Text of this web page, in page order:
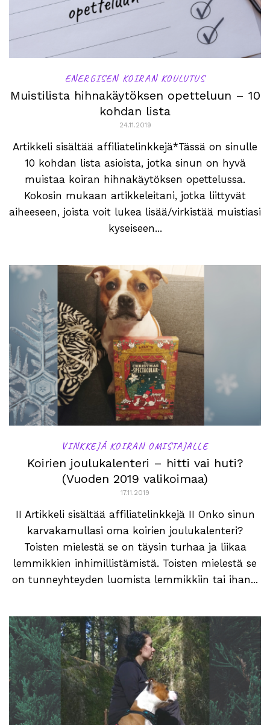
ENERGISEN KOIRAN KOULUTUS
Muistilista hihnakäytöksen opetteluun – 10
kohdan lista
24.11.2019
Artikkeli sisältää affiliatelinkkejä*Tässä on sinulle
10 kohdan lista asioista, jotka sinun on hyvä
muistaa koiran hihnakäytöksen opettelussa.
Kokosin mukaan artikkeleitani, jotka liittyvät
aiheeseen, joista voit lukea lisää/virkistää muistiasi
kyseiseen...
VINKKEJÄ KOIRAN OMISTAJALLE
Koirien joulukalenteri – hitti vai huti?
(Vuoden 2019 valikoimaa)
17.11.2019
II Artikkeli sisältää affiliatelinkkejä II Onko sinun
karvakamullasi oma koirien joulukalenteri?
Toisten mielestä se on täysin turhaa ja liikaa
lemmikkien inhimillistämistä. Toisten mielestä se
on tunneyhteyden luomista lemmikkiin tai ihan...